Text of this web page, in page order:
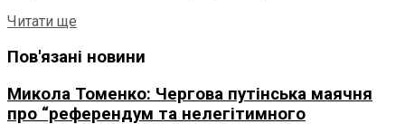
Читати ще
Пов'язані новини
Микола Томенко: Чергова путінська маячня
про “референдум та нелегітимного